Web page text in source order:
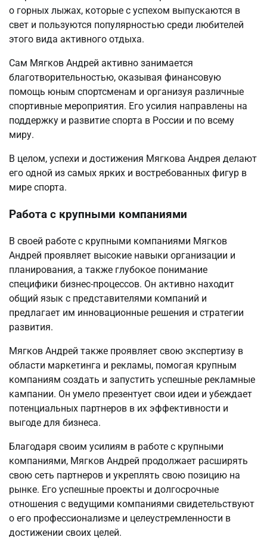
о горных лыжах, которые с успехом выпускаются в
свет и пользуются популярностью среди любителей
этого вида активного отдыха.
Сам Мягков Андрей активно занимается
благотворительностью, оказывая финансовую
помощь юным спортсменам и организуя различные
спортивные мероприятия. Его усилия направлены на
поддержку и развитие спорта в России и по всему
миру.
В целом, успехи и достижения Мягкова Андрея делают
его одной из самых ярких и востребованных фигур в
мире спорта.
Работа с крупными компаниями
В своей работе с крупными компаниями Мягков
Андрей проявляет высокие навыки организации и
планирования, а также глубокое понимание
специфики бизнес-процессов. Он активно находит
общий язык с представителями компаний и
предлагает им инновационные решения и стратегии
развития.
Мягков Андрей также проявляет свою экспертизу в
области маркетинга и рекламы, помогая крупным
компаниям создать и запустить успешные рекламные
кампании. Он умело презентует свои идеи и убеждает
потенциальных партнеров в их эффективности и
выгоде для бизнеса.
Благодаря своим усилиям в работе с крупными
компаниями, Мягков Андрей продолжает расширять
свою сеть партнеров и укреплять свою позицию на
рынке. Его успешные проекты и долгосрочные
отношения с ведущими компаниями свидетельствуют
о его профессионализме и целеустремленности в
достижении своих целей.